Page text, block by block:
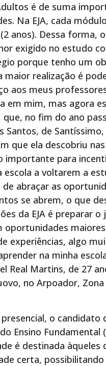
é de suma
Na EJA, cada
anos). Dessa forma,
exigido no estudo
porque tenho um
maior realização é
aos meus
em mim, mas agora
que, no fim do ano
Santos, de
que ela descobriu nas
importante para
a voltarem a
abraçar as
se abrem, o que
da EJA é preparar
oportunidades
experiências, algo
na minha
Real Martins, de 27
no Arpoador, Zona
o
Ensino Fundamental
é destinada àqueles
certa,